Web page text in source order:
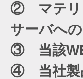
② マテリ
サーバへ
③ 当該
④ 当社製